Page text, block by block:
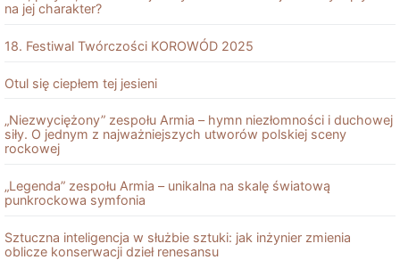
na jej charakter?
18. Festiwal Twórczości KOROWÓD 2025
Otul się ciepłem tej jesieni
„Niezwyciężony” zespołu Armia – hymn niezłomności i duchowej
siły. O jednym z najważniejszych utworów polskiej sceny
rockowej
„Legenda” zespołu Armia – unikalna na skalę światową
punkrockowa symfonia
Sztuczna inteligencja w służbie sztuki: jak inżynier zmienia
oblicze konserwacji dzieł renesansu